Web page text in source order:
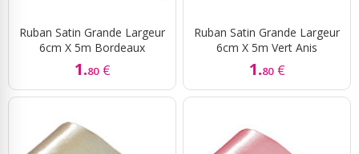
Ruban Satin Grande Largeur
6cm X 5m Bordeaux
1.80 €
Ruban Satin Grande Largeur
6cm X 5m Vert Anis
1.80 €